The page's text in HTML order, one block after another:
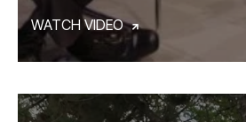
WATCH VIDEO